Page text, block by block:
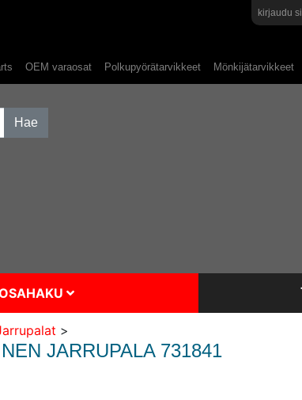
kirjaudu
OEM varaosat Polkupyörätarvikkeet Mönkijätarvikkeet
>
JARRUPALA 731841